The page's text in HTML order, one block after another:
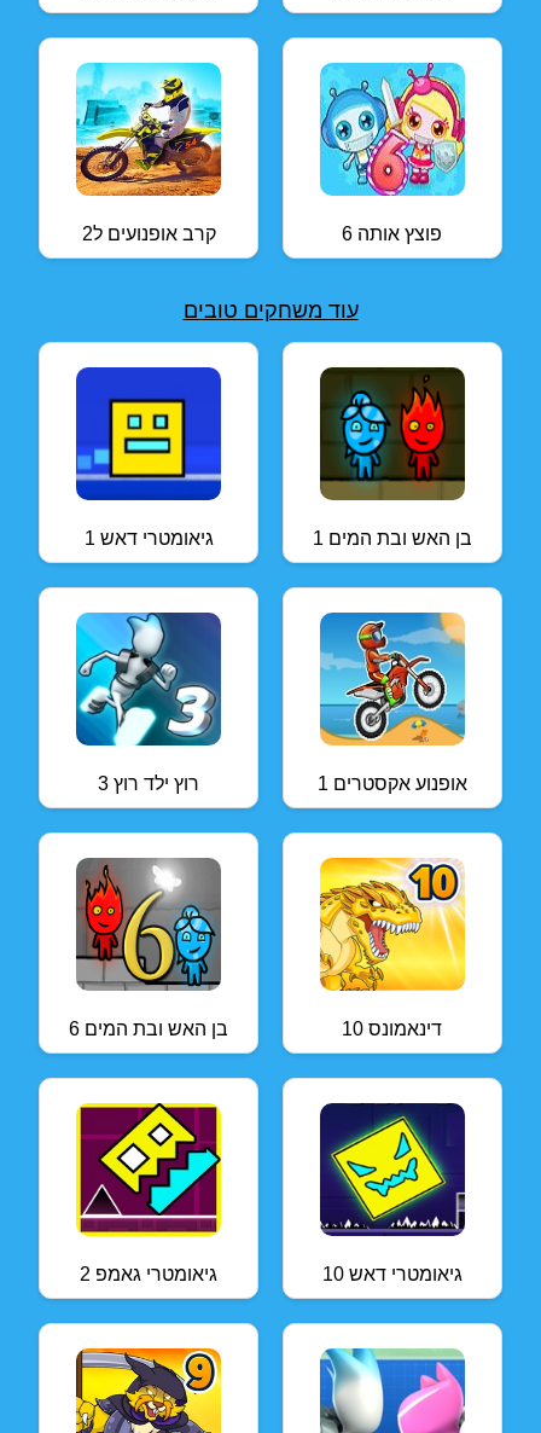
קרב אופנועים ל2 פוצץ אותה 6
עוד משחקים טובים
גיאומטרי דאש 1 בן האש ובת המים 1
רוץ ילד רוץ 3 אופנוע אקסטרים 1
בן האש ובת המים 6 דינאמונס 10
גיאומטרי גאמפ 2 גיאומטרי דאש 10